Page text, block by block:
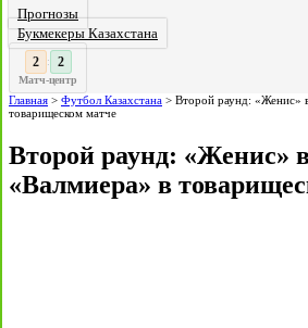
Прогнозы
Букмекеры Казахстана
3 : 2
Матч-центр
Главная > Футбол Казахстана > Второй раунд: «Женис»
товарищеском матче
Второй раунд: «Женис»
«Валмиера» в